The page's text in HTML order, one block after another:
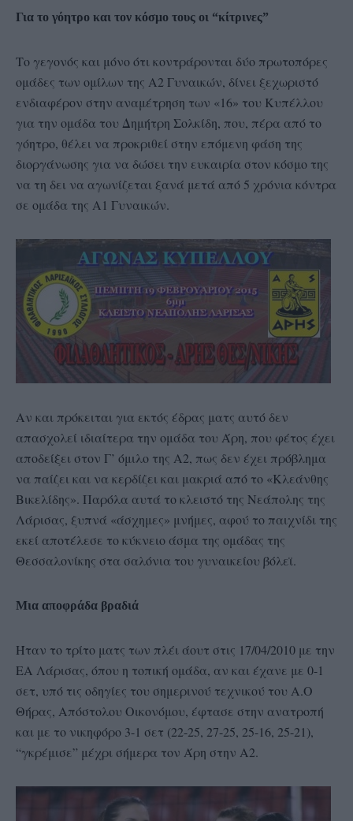
Για το γόητρο και τον κόσμο τους οι “κίτρινες”
Το γεγονός και μόνο ότι κοντράρονται δύο πρωτοπόρες
ομάδες των ομίλων της Α2 Γυναικών, δίνει ξεχωριστό
ενδιαφέρον στην αναμέτρηση των «16» του Κυπέλλου
για την ομάδα του Δημήτρη Σολκίδη, που, πέρα από το
γόητρο, θέλει να προκριθεί στην επόμενη φάση της
διοργάνωσης για να δώσει την ευκαιρία στον κόσμο της
να τη δει να αγωνίζεται ξανά μετά από 5 χρόνια κόντρα
σε ομάδα της Α1 Γυναικών.
Αν και πρόκειται για εκτός έδρας ματς αυτό δεν
απασχολεί ιδιαίτερα την ομάδα του Άρη, που φέτος έχει
αποδείξει στον Γ’ όμιλο της Α2, πως δεν έχει πρόβλημα
να παίζει και να κερδίζει και μακριά από το «Κλεάνθης
Βικελίδης». Παρόλα αυτά το κλειστό της Νεάπολης της
Λάρισας, ξυπνά «άσχημες» μνήμες, αφού το παιχνίδι της
εκεί αποτέλεσε το κύκνειο άσμα της ομάδας της
Θεσσαλονίκης στα σαλόνια του γυναικείου βόλεϊ.
Μια αποφράδα βραδιά
Ήταν το τρίτο ματς των πλέι άουτ στις 17/04/2010 με την
ΕΑ Λάρισας, όπου η τοπική ομάδα, αν και έχανε με 0-1
σετ, υπό τις οδηγίες του σημερινού τεχνικού του Α.Ο
Θήρας, Απόστολου Οικονόμου, έφτασε στην ανατροπή
και με το νικηφόρο 3-1 σετ (22-25, 27-25, 25-16, 25-21),
“γκρέμισε” μέχρι σήμερα τον Άρη στην Α2.